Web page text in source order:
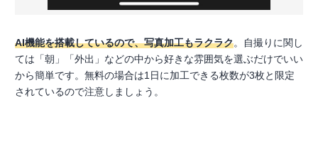
AI機能を搭載しているので、写真加工もラクラク。自撮りに関し
ては「朝」「外出」などの中から好きな雰囲気を選ぶだけでいい
から簡単です。無料の場合は1日に加工できる枚数が3枚と限定
されているので注意しましょう。